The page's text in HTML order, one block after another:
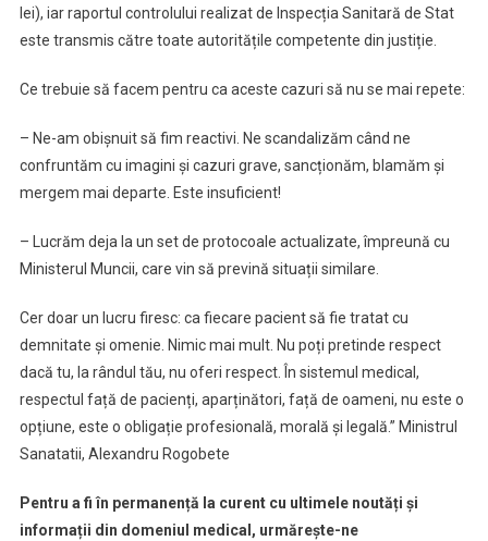
lei), iar raportul controlului realizat de Inspecția Sanitară de Stat
este transmis către toate autoritățile competente din justiție.
Ce trebuie să facem pentru ca aceste cazuri să nu se mai repete:
– Ne-am obișnuit să fim reactivi. Ne scandalizăm când ne
confruntăm cu imagini și cazuri grave, sancționăm, blamăm și
mergem mai departe. Este insuficient!
– Lucrăm deja la un set de protocoale actualizate, împreună cu
Ministerul Muncii, care vin să prevină situații similare.
Cer doar un lucru firesc: ca fiecare pacient să fie tratat cu
demnitate și omenie. Nimic mai mult. Nu poți pretinde respect
dacă tu, la rândul tău, nu oferi respect. În sistemul medical,
respectul față de pacienți, aparținători, față de oameni, nu este o
opțiune, este o obligație profesională, morală și legală.” Ministrul
Sanatatii, Alexandru Rogobete
Pentru a fi în permanență la curent cu ultimele noutăți și
informații din domeniul medical, urmărește-ne